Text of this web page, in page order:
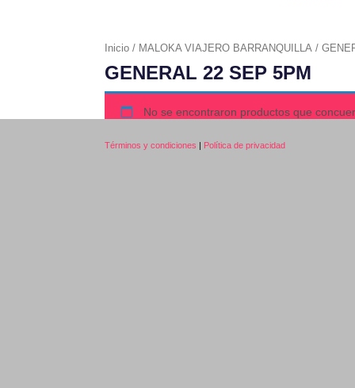
Inicio / MALOKA VIAJERO BARRANQUILLA /
GENERAL 22 SEP 5PM
No se encontraron productos que
Términos y condiciones | Política de privacidad